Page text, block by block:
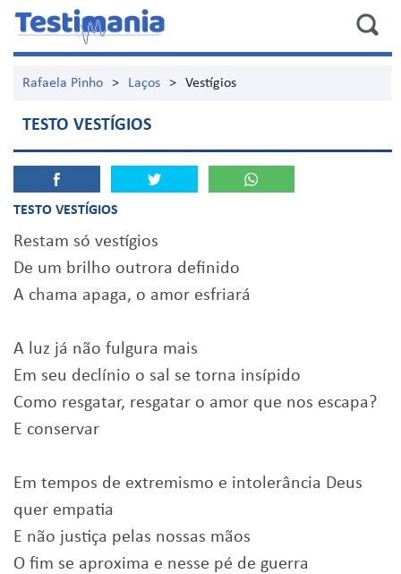
Rafaela Pinho > Laços > Vestígios
TESTO VESTÍGIOS
TESTO VESTÍGIOS
Restam só vestígios
De um brilho outrora definido
A chama apaga, o amor esfriará
A luz já não fulgura mais
Em seu declínio o sal se torna insípido
Como resgatar, resgatar o amor que nos escapa?
E conservar
Em tempos de extremismo e intolerância Deus
quer empatia
E não justiça pelas nossas mãos
O fim se aproxima e nesse pé de guerra